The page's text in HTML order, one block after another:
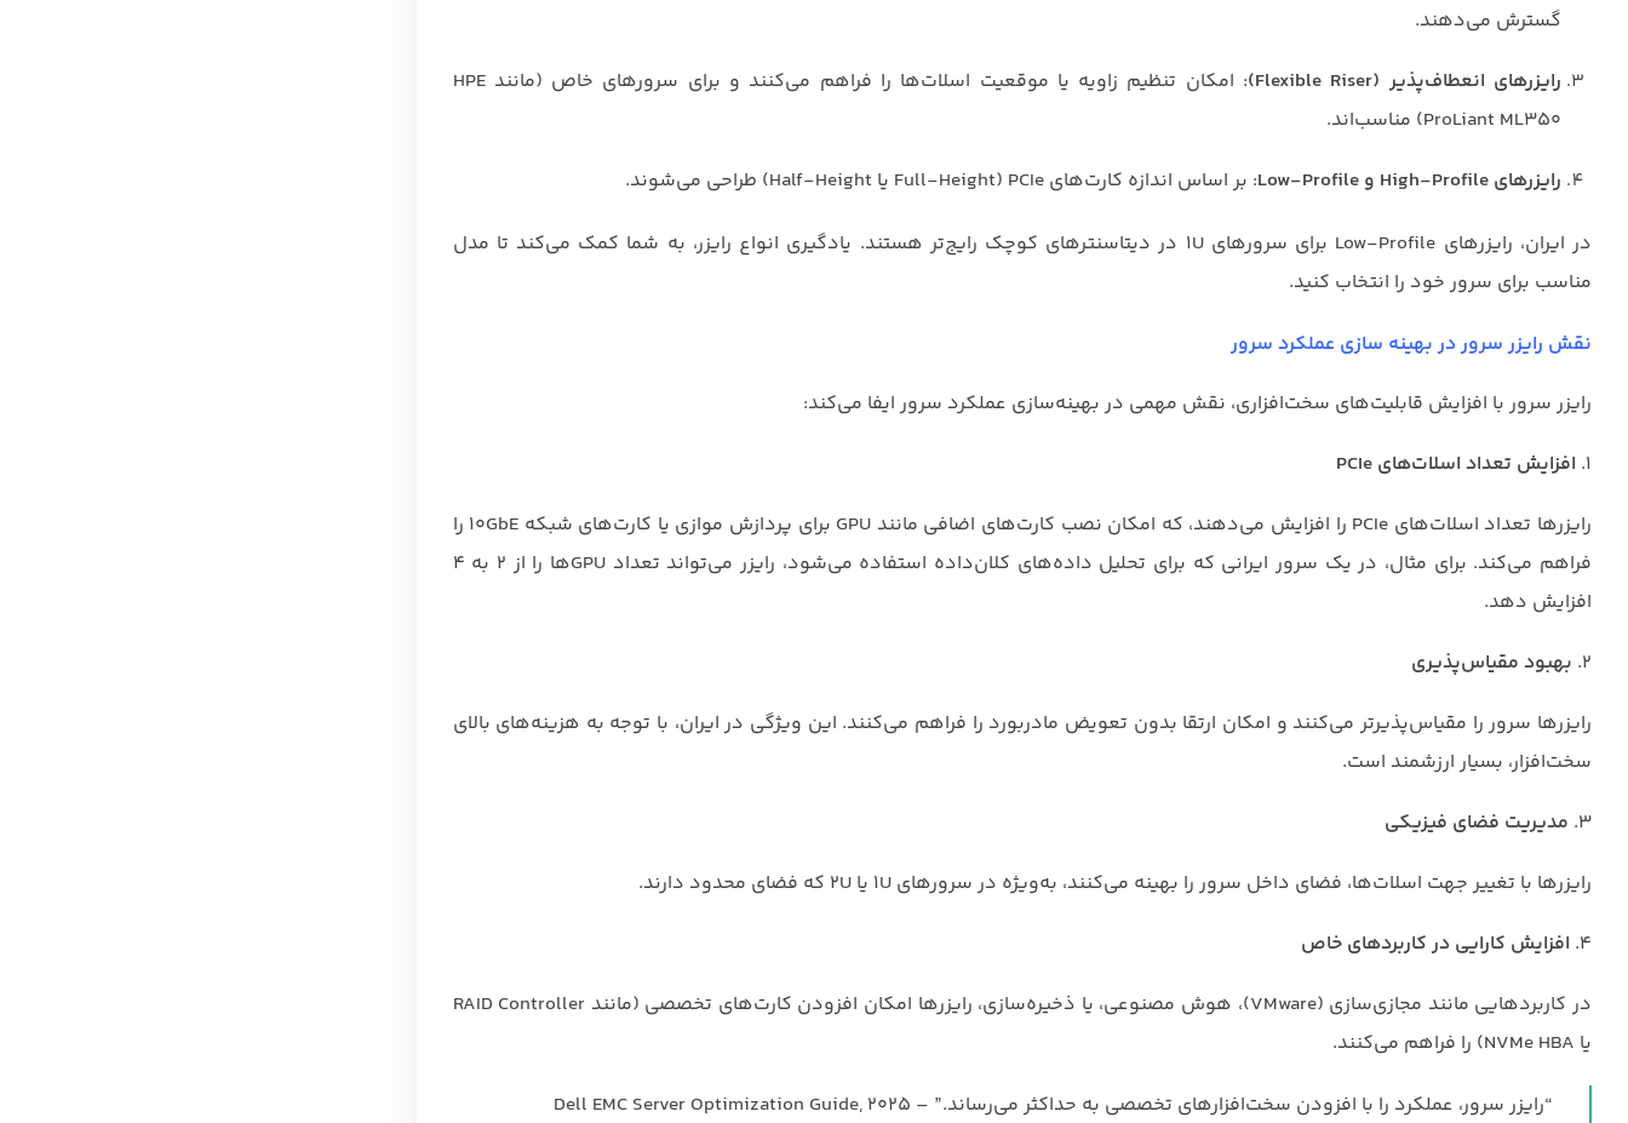
گسترش می‌دهند.
رایزرهای انعطاف‌پذیر (Flexible Riser)
: امکان تنظیم زاویه یا موقعیت اسلات‌ها را فراهم می‌کنند و برای سرورهای خاص (مانند HPE
ProLiant ML350) مناسب‌اند.
رایزرهای High-Profile و Low-Profile
: بر اساس اندازه کارت‌های PCIe (Full-Height یا Half-Height) طراحی می‌شوند.
در ایران، رایزرهای Low-Profile برای سرورهای 1U در دیتاسنترهای کوچک رایج‌تر هستند. یادگیری انواع رایزر، به شما کمک می‌کند تا مدل
مناسب برای سرور خود را انتخاب کنید.
نقش رایزر سرور در بهینه‌ سازی عملکرد سرور
رایزر سرور با افزایش قابلیت‌های سخت‌افزاری، نقش مهمی در بهینه‌سازی عملکرد سرور ایفا می‌کند:
1. افزایش تعداد اسلات‌های PCIe
رایزرها تعداد اسلات‌های PCIe را افزایش می‌دهند، که امکان نصب کارت‌های اضافی مانند GPU برای پردازش موازی یا کارت‌های شبکه 10GbE را
فراهم می‌کند. برای مثال، در یک سرور ایرانی که برای تحلیل داده‌های کلان‌داده استفاده می‌شود، رایزر می‌تواند تعداد GPUها را از ۲ به ۴
افزایش دهد.
2. بهبود مقیاس‌پذیری
رایزرها سرور را مقیاس‌پذیرتر می‌کنند و امکان ارتقا بدون تعویض مادربورد را فراهم می‌کنند. این ویژگی در ایران، با توجه به هزینه‌های بالای
سخت‌افزار، بسیار ارزشمند است.
3. مدیریت فضای فیزیکی
رایزرها با تغییر جهت اسلات‌ها، فضای داخل سرور را بهینه می‌کنند، به‌ویژه در سرورهای 1U یا 2U که فضای محدود دارند.
4. افزایش کارایی در کاربردهای خاص
در کاربردهایی مانند مجازی‌سازی (VMware)، هوش مصنوعی، یا ذخیره‌سازی، رایزرها امکان افزودن کارت‌های تخصصی (مانند RAID Controller
یا NVMe HBA) را فراهم می‌کنند.
“رایزر سرور، عملکرد را با افزودن سخت‌افزارهای تخصصی به حداکثر می‌رساند.” – Dell EMC Server Optimization Guide, 2025